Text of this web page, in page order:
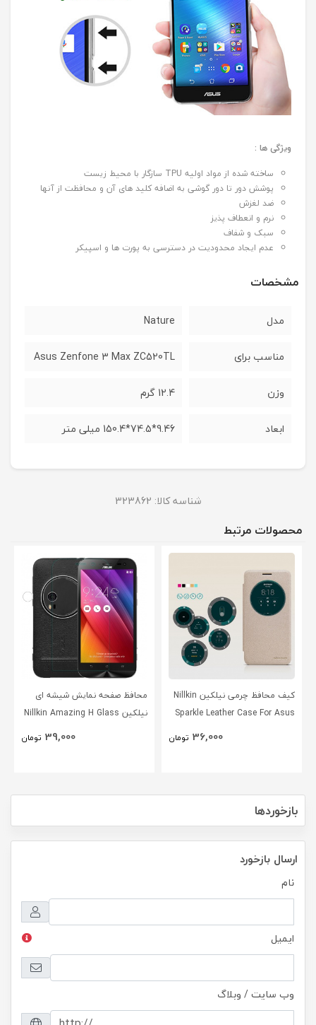
ویژگی ها :
ساخته شده از مواد اولیه TPU سازگار با محیط زیست
پوشش دور تا دور گوشی به اضافه کلید های آن و محافظت از آنها
ضد لغزش
نرم و انعطاف پذیز
سبک و شفاف
عدم ایجاد محدودیت در دسترسی به پورت ها و اسپیکر
مشخصات
مدل Nature
مناسب برای Asus Zenfone 3 Max ZC520TL
وزن 12.4 گرم
ابعاد 9.46*74.5*150.4 میلی متر
شناسه کالا: 323862
محصولات مرتبط
کیف محافظ چرمی نیلکین Nillkin
Sparkle Leather Case For Asus
36,000 تومان
محافظ صفحه نمایش شیشه ای
نیلکین Nillkin Amazing H Glass
Screen Protector For Asus
39,000 تومان
بازخوردها
ارسال بازخورد
نام
ایمیل
وب سایت / وبلاگ